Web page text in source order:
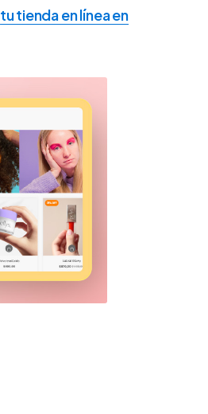
tu tienda en línea en